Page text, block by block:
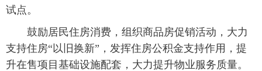
试点。
鼓励居民住房消费，组织商品房促销活动，大力
支持住房“以旧换新”，发挥住房公积金支持作用，提
升在售项目基础设施配套，大力提升物业服务质量。